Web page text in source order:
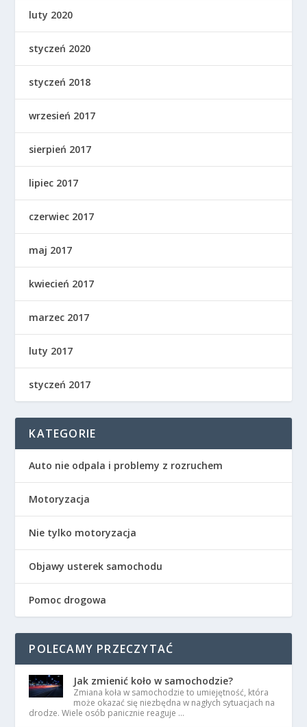
luty 2020
styczeń 2020
styczeń 2018
wrzesień 2017
sierpień 2017
lipiec 2017
czerwiec 2017
maj 2017
kwiecień 2017
marzec 2017
luty 2017
styczeń 2017
KATEGORIE
Auto nie odpala i problemy z rozruchem
Motoryzacja
Nie tylko motoryzacja
Objawy usterek samochodu
Pomoc drogowa
POLECAMY PRZECZYTAĆ
Jak zmienić koło w samochodzie?
Zmiana koła w samochodzie to umiejętność, która
może okazać się niezbędna w nagłych sytuacjach na
drodze. Wiele osób panicznie reaguje …